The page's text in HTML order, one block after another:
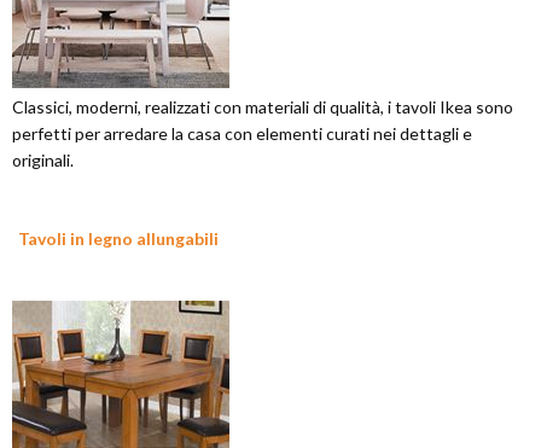
Classici, moderni, realizzati con materiali di qualità, i tavoli Ikea sono
perfetti per arredare la casa con elementi curati nei dettagli e
originali.
Tavoli in legno allungabili